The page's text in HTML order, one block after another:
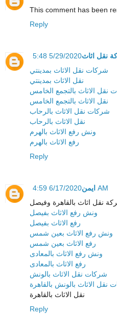
This comment has been
Reply
نقل اثاث
شركات نقل الاثاث بمدينتي
نقل الاثاث بمدينتي
نقل الاثاث بالتجمع الخامس
نقل الاثاث بالتجمع الخامس
شركات نقل الاثاث بالرحاب
نقل الاثاث بالرحاب
ونش رفع الاثاث بالهرم
رفع الاثاث بالهرم
Reply
ايمن 6/17/2020 4:59 AM
نقل اثاث بالقاهرة وفيصل
ونش رفع الاثاث بفيصل
رفع الاثاث بفيصل
ونش رفع الاثاث بعين شمس
رفع الاثاث بعين شمس
ونش رفع الاثاث بالمعادى
رفع الاثاث بالمعادى
شركات نقل الاثاث بالونش
نقل الاثاث بالونش بالقاهرة
نقل الاثاث بالقاهرة
Reply